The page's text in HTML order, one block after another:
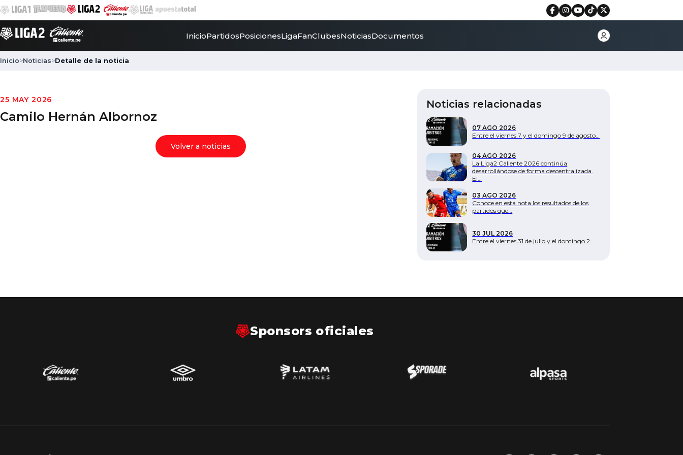
InicioPartidosPosicionesLigaFanClubesNoticiasDocumentos
Inicio>Noticias>Detalle de la noticia
25 MAY 2026
Camilo Hernán Albornoz
Volver a noticias
Noticias relacionadas
07 AGO 2026
Entre el viernes 7 y el domingo 9 de agosto…
04 AGO 2026
La Liga2 Caliente 2026 continúa
desarrollándose de forma descentralizada.
El…
03 AGO 2026
Conoce en esta nota los resultados de los
partidos que…
30 JUL 2026
Entre el viernes 31 de julio y el domingo 2…
Sponsors oficiales